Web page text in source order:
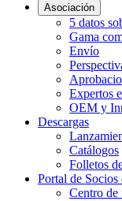
Asociación
5 datos
Gama
Envío
Expertos
OEM y
Descargas
Catálogos
Folletos
Portal de
Centro de